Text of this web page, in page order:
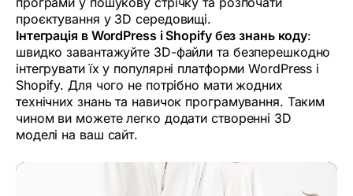
проєктування у 3D середовищі.
Інтеграція в WordPress і Shopify без знань коду:
швидко завантажуйте 3D-файли та безперешкодно
інтегрувати їх у популярні платформи WordPress і
Shopify. Для чого не потрібно мати жодних
технічних знань та навичок програмування. Таким
чином ви можете легко додати створенні 3D
моделі на ваш сайт.